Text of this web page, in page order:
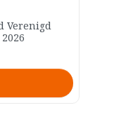
Verenigd